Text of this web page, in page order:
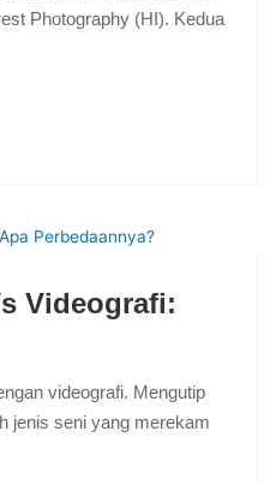
Photography (HI). Kedua
Videografi:
videografi. Mengutip
jenis seni yang merekam